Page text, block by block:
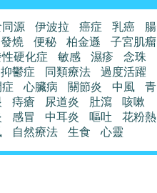
源 伊波拉 癌症 乳癌
腸
發燒
便秘 柏金遜
子宮肌瘤
硬化症
敏感 濕疹
念珠
抑鬱症
同類療法
過度活躍
心臟病 關節炎 中風
青
痔瘡 尿道炎 肚瀉
咳嗽
感冒 中耳炎 嘔吐
花粉熱
自然療法 生食 心靈